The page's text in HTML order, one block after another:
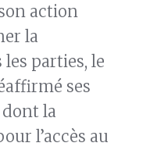
action
la
parties, le
ses
la
l’accès au